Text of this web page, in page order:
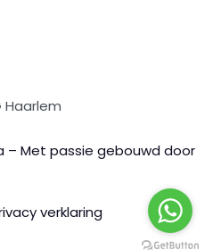
Haarlem
– Met passie gebouwd door
verklaring